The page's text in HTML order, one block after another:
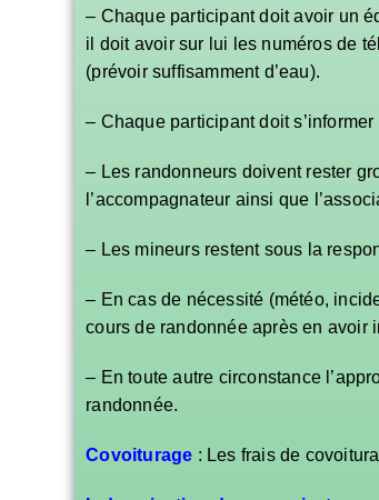
– Chaque participant doit avoir un
il doit avoir sur lui les numéros de
(prévoir suffisamment d’eau).
– Chaque participant doit
– Les randonneurs doivent rester
l’accompagnateur ainsi que
– Les mineurs restent sous la
– En cas de nécessité (météo,
cours de randonnée après en avoir
– En toute autre circonstance
randonnée.
Covoiturage : Les frais de